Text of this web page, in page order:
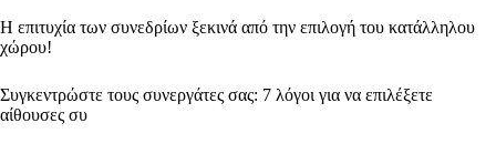
Η επιτυχία των συνεδρίων ξεκινά από την επιλογή του κατάλληλου
χώρου!
Συγκεντρώστε τους συνεργάτες σας: 7 λόγοι για να επιλέξετε
αίθουσες συ